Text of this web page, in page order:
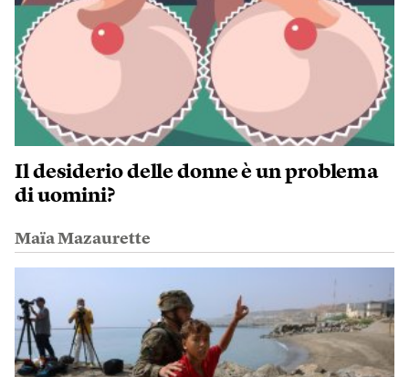
Il desiderio delle donne è un problema
di uomini?
Maïa Mazaurette